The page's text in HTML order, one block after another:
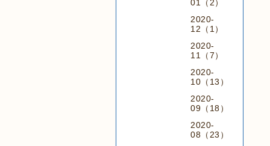
01（2）
2020-
12（1）
2020-
11（7）
2020-
10（13）
2020-
09（18）
2020-
08（23）